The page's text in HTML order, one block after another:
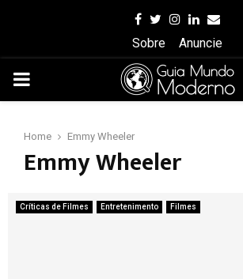
Facebook
Twitter
Instagram
Linkedin
Email
Sobre
Anuncie
PRIMARY
Home Emmy Wheeler
Emmy Wheeler
Críticas de Filmes Entretenimento Filmes